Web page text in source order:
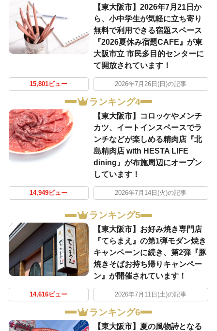
【東大阪市】2026年7月21日か
ら、小中学生が気軽に立ち寄り
無料で利用できる宿題スペース
『2026夏休み宿題CAFE』が東
大阪市立 市民多目的センターに
て開放されています！
15,801ビュー 2026年7月26日(日)の記事
ランキング4
【東大阪市】コロッケやメンチ
カツ、イートインスペースでラ
ンチなどが楽しめる精肉店『北
島精肉店 with HESTA LIFE
dining』が布施周辺にオープン
しています！
14,949ビュー 2026年7月14日(火)の記事
ランキング5
【東大阪市】お好み焼き専門店
『てらまえ』の第1弾モダン焼き
キャンペーンに続き、第2弾『豚
焼きそばお持ち帰りキャンペー
ン』が開催されています！
14,616ビュー 2026年7月11日(土)の記事
ランキング6
【東大阪市】夏の風物詩となる